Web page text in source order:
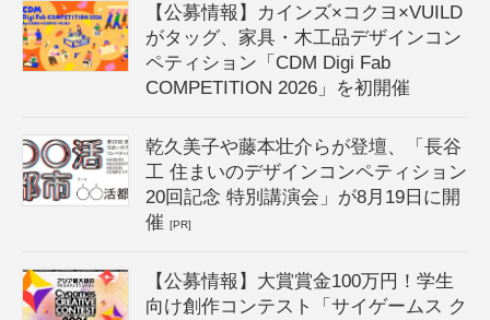
【公募情報】カインズ×コクヨ×VUILD
がタッグ、家具・木工品デザインコン
ペティション「CDM Digi Fab
COMPETITION 2026」を初開催
乾久美子や藤本壮介らが登壇、「長谷
工 住まいのデザインコンペティション
20回記念 特別講演会」が8月19日に開
催[PR]
【公募情報】大賞賞金100万円！学生
向け創作コンテスト「サイゲームス ク